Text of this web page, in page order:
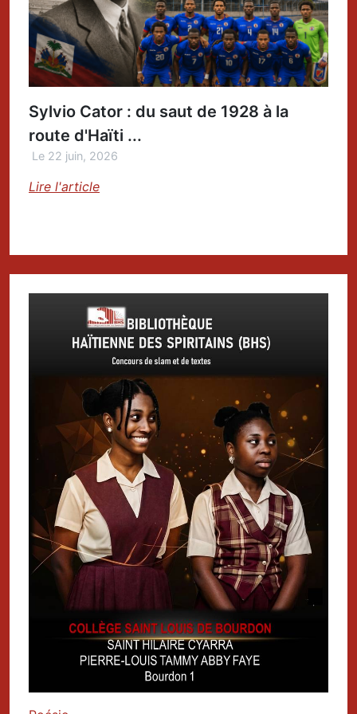
Sylvio Cator : du saut de 1928 à la
route d'Haïti ...
Le 22 juin, 2026
Lire l'article